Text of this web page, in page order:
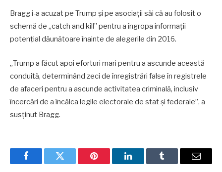
Bragg i-a acuzat pe Trump și pe asociații săi că au folosit o
schemă de „catch and kill” pentru a îngropa informații
potențial dăunătoare înainte de alegerile din 2016.
„Trump a făcut apoi eforturi mari pentru a ascunde această
conduită, determinând zeci de înregistrări false în registrele
de afaceri pentru a ascunde activitatea criminală, inclusiv
încercări de a încălca legile electorale de stat și federale”, a
susținut Bragg.
FacebookTwitter Pinterest LinkedInTumblr Email